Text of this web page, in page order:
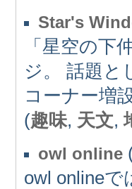
Star's
「星空の
ジ。 話題と
コーナー増
(趣味, 天文,
owl online
owl onlineで